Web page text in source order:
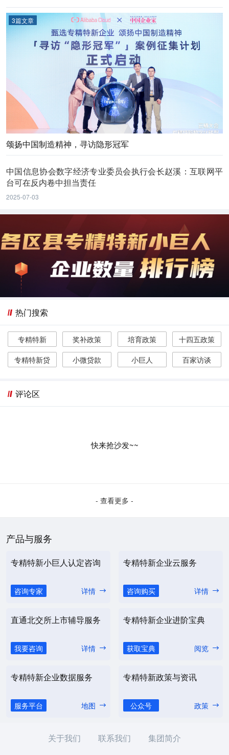
3篇文章
颂扬中国制造精神，寻访隐形冠军
中国信息协会数字经济专业委员会执行会长赵溪：互联网平
台可在反内卷中担当责任
2025-07-03
热门搜索
专精特新 奖补政策 培育政策
十四五政策
专精特新贷
小微贷款 小巨人 百家访谈
评论区
快来抢沙发~~
- 查看更多 -
产品与服务
专精特新小巨人认定咨询
咨询专家 详情
专精特新企业云服务
咨询购买 详情
直通北交所上市辅导服务
我要咨询 详情
专精特新企业进阶宝典
获取宝典 阅览
专精特新企业数据服务
服务平台 地图
专精特新政策与资讯
公众号 政策
关于我们 联系我们 集团简介